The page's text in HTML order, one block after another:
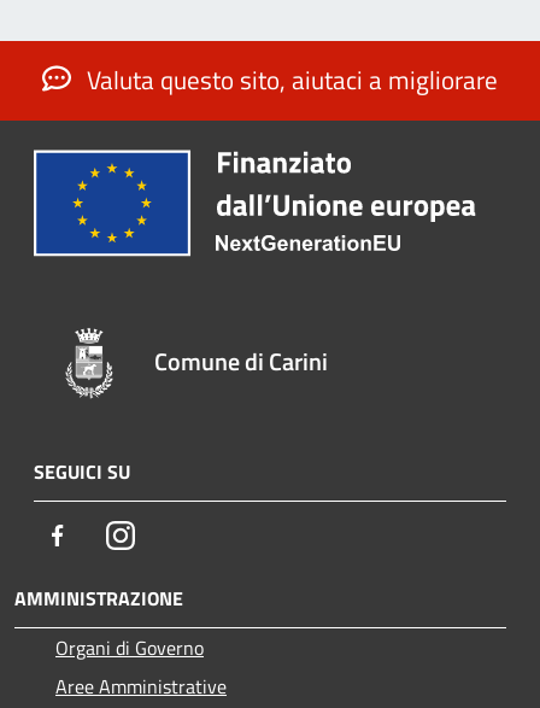
Valuta questo sito, aiutaci a migliorare
Comune di Carini
SEGUICI SU
FacebookInstagram
AMMINISTRAZIONE
Organi di Governo
Aree Amministrative